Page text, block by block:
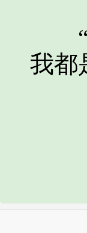
“
我都